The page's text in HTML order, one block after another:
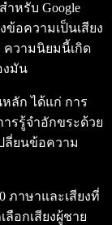
หรับ Google
ข้อความเป็นเสียง
ความนิยมนี้เกิด
งมัน
ลัก ได้แก่ การ
รรู้จำอักขระด้วย
ลี่ยนข้อความ
ภาษาและเสียงที่
ลือกเสียงผู้ชาย